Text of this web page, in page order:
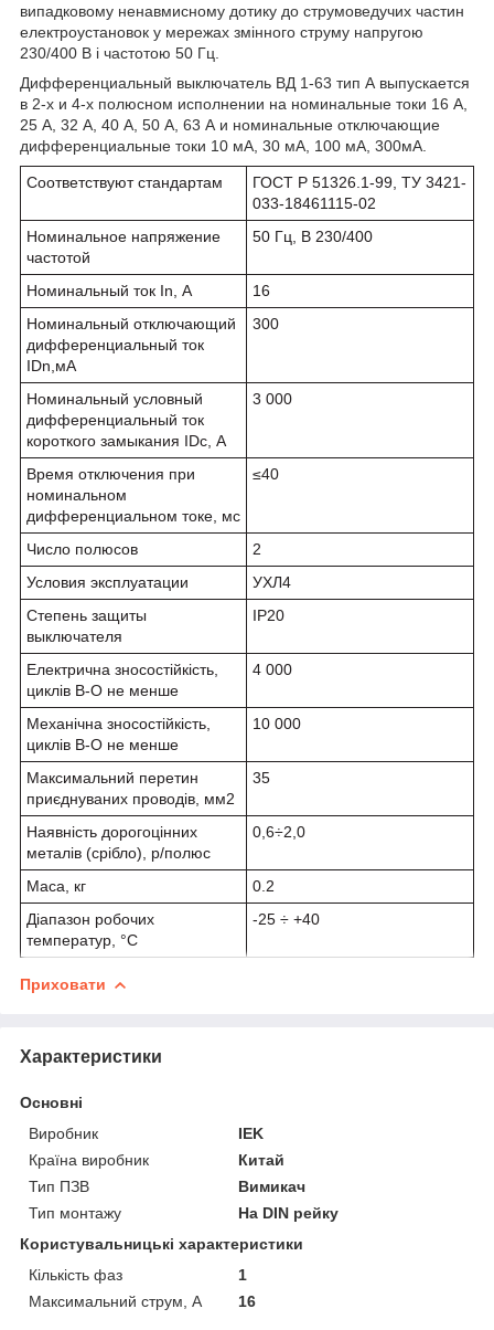
випадковому ненавмисному дотику до струмоведучих частин
електроустановок у мережах змінного струму напругою
230/400 В і частотою 50 Гц.
Дифференциальный выключатель ВД 1-63 тип А выпускается
в 2-х и 4-х полюсном исполнении на номинальные токи 16 А,
25 А, 32 А, 40 А, 50 А, 63 А и номинальные отключающие
дифференциальные токи 10 мА, 30 мА, 100 мА, 300мА.
Соответствуют стандартам
ГОСТ Р 51326.1-99, ТУ 3421-
033-18461115-02
Номинальное напряжение
частотой
50 Гц, В 230/400
Номинальный ток In, А
16
Номинальный отключающий
дифференциальный ток
IDn ,мА
300
Номинальный условный
дифференциальный ток
короткого замыкания IDс , А
3 000
Время отключения при
номинальном
дифференциальном токе, мс
≤40
Число полюсов
2
Условия эксплуатации
УХЛ4
Степень защиты
выключателя
IP20
Електрична зносостійкість,
циклів В-О не менше
4 000
Механічна зносостійкість,
циклів В-О не менше
10 000
Максимальний перетин
приєднуваних проводів, мм2
35
Наявність дорогоцінних
металів (срібло), р/полюс
0,6÷2,0
Маса, кг
0.2
Діапазон робочих
температур, °С
-25 ÷ +40
Приховати
Характеристики
Основні
Виробник
IEK
Країна виробник
Китай
Тип ПЗВ
Вимикач
Тип монтажу
На DIN рейку
Користувальницькі характеристики
Кількість фаз
1
Максимальний струм, А
16